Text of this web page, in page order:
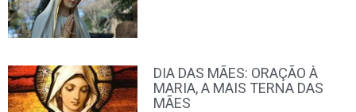
DIA DAS MÃES: ORAÇÃO À
MARIA, A MAIS TERNA DAS
MÃES